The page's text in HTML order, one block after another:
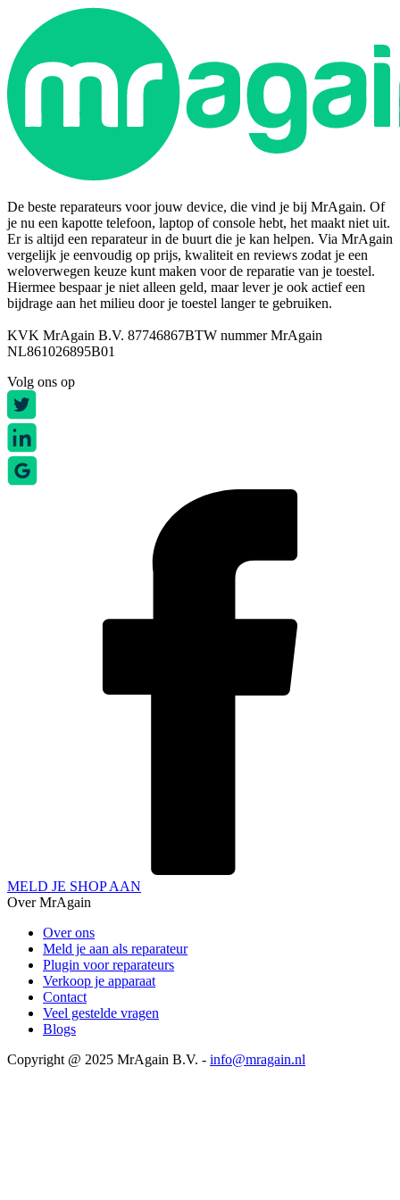
De beste reparateurs voor jouw device, die vind je bij MrAgain. Of
je nu een kapotte telefoon, laptop of console hebt, het maakt niet uit.
Er is altijd een reparateur in de buurt die je kan helpen. Via MrAgain
vergelijk je eenvoudig op prijs, kwaliteit en reviews zodat je een
weloverwegen keuze kunt maken voor de reparatie van je toestel.
Hiermee bespaar je niet alleen geld, maar lever je ook actief een
bijdrage aan het milieu door je toestel langer te gebruiken.
KVK MrAgain B.V. 87746867BTW nummer MrAgain
NL861026895B01
Volg ons op
MELD JE SHOP AAN
Over MrAgain
Over ons
Meld je aan als reparateur
Plugin voor reparateurs
Verkoop je apparaat
Contact
Veel gestelde vragen
Blogs
Copyright @ 2025 MrAgain B.V. - info@mragain.nl